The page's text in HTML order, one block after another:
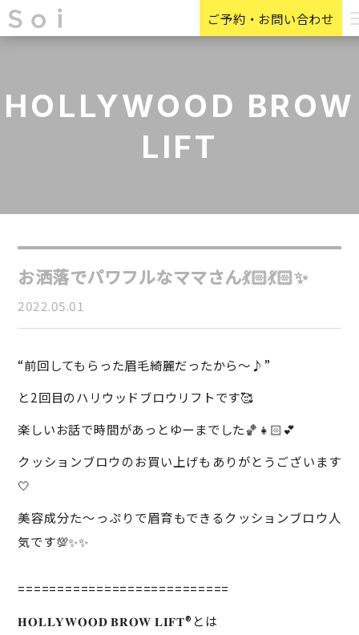
ご予約・お問い合わせ
HOLLYWOOD BROW
LIFT
お洒落でパワフルなママさん💃🏻💃🏻✨
2022.05.01
“前回してもらった眉毛綺麗だったから〜♪”
と2回目のハリウッドブロウリフトです🥰
楽しいお話で時間があっとゆーまでした🏀👧🏻💕
クッションブロウのお買い上げもありがとうございます
🤍
美容成分た〜っぷりで眉育もできるクッションブロウ人
気です💯✨✨
===========================
𝐇𝐎𝐋𝐋𝐘𝐖𝐎𝐎𝐃 𝐁𝐑𝐎𝐖 𝐋𝐈𝐅𝐓®︎とは